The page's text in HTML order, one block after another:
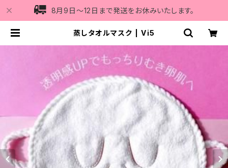
8月9日〜12日まで発送をお休みいたします。
蒸しタオルマスク | Vi5